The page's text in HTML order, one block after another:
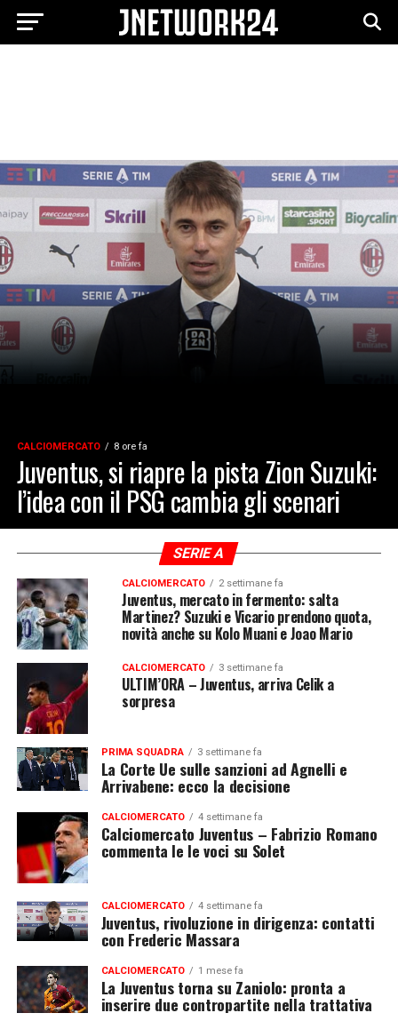
CALCIOMERCATO 8 ore fa
Juventus, si riapre la pista Zion Suzuki:
l’idea con il PSG cambia gli scenari
SERIE A
CALCIOMERCATO 2 settimane fa
Juventus, mercato in fermento: salta
Martinez? Suzuki e Vicario prendono quota,
novità anche su Kolo Muani e Joao Mario
CALCIOMERCATO 3 settimane fa
ULTIM’ORA – Juventus, arriva Celik a
sorpresa
PRIMA SQUADRA 3 settimane fa
La Corte Ue sulle sanzioni ad Agnelli e
Arrivabene: ecco la decisione
CALCIOMERCATO 4 settimane fa
Calciomercato Juventus – Fabrizio Romano
commenta le le voci su Solet
CALCIOMERCATO 4 settimane fa
Juventus, rivoluzione in dirigenza: contatti
con Frederic Massara
CALCIOMERCATO 1 mese fa
La Juventus torna su Zaniolo: pronta a
inserire due contropartite nella trattativa